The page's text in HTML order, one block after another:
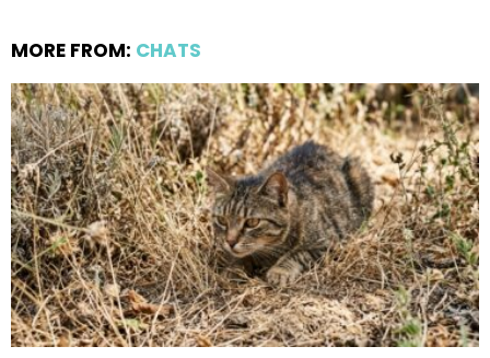
MORE FROM: CHATS